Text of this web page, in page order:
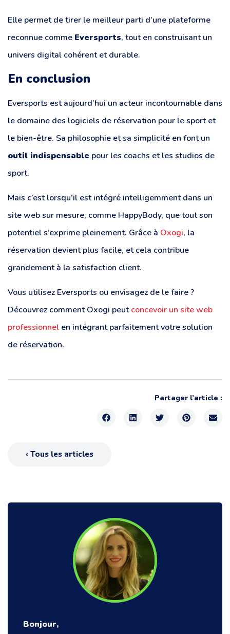
Elle permet de tirer le meilleur parti d’une plateforme
reconnue comme Eversports, tout en construisant un
univers digital cohérent et durable.
En conclusion
Eversports est aujourd’hui un acteur incontournable dans
le domaine des logiciels de réservation pour le sport et
le bien-être. Sa philosophie et sa simplicité en font un
outil indispensable pour les coachs et les studios de
sport.
Mais c’est lorsqu’il est intégré intelligemment dans un
site web sur mesure, comme HappyBody, que tout son
potentiel s’exprime pleinement. Grâce à Oxogi, la
réservation devient plus facile, et cela contribue
grandement à la satisfaction client.
Vous utilisez Eversports ou envisagez de le faire ?
Découvrez comment Oxogi peutconcevoir un site web
professionnel en intégrant parfaitement votre solution
de réservation.
‹ Tous les articles
Partager l’article :
Bonjour,